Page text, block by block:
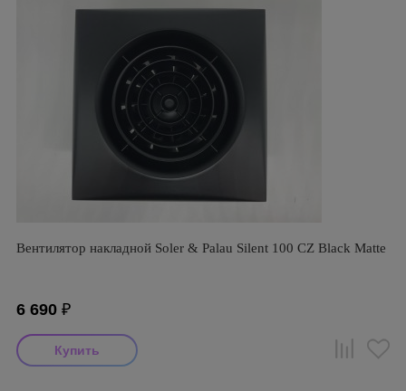
Вентилятор накладной Soler & Palau Silent 100 CZ Black Matte
6 690 ₽